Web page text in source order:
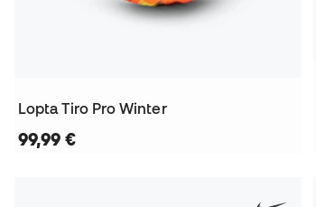
Lopta Tiro Pro Winter
99,99 €